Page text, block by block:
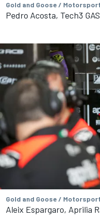
Gold and Goose /
Pedro Acosta, Tech3
Gold and Goose /
Aleix Espargaro, Aprilia